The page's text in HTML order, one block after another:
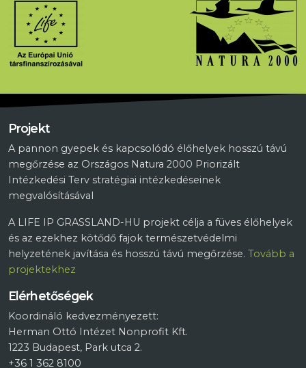
Projekt
A pannon gyepek és kapcsolódó élőhelyek hosszú távú
megőrzése az Országos Natura 2000 Priorizált
Intézkedési Terv stratégiai intézkedéseinek
megvalósításával
A LIFE IP GRASSLAND-HU projekt célja a füves élőhelyek
és az ezekhez kötődő fajok természetvédelmi
helyzetének javítása és hosszú távú megőrzése. Tovább a
projektekhez
Elérhetőségek
Koordináló kedvezményezett:
Herman Ottó Intézet Nonprofit Kft.
1223 Budapest, Park utca 2.
+36 1 362 8100